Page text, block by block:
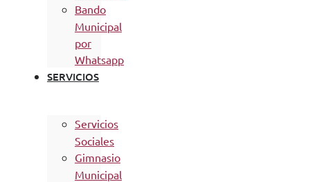
Bando
Municipal
por
Whatsapp
SERVICIOS
Servicios
Sociales
Gimnasio
Municipal